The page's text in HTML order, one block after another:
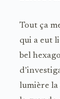
Tout ça
qui a eut
bel
lumière